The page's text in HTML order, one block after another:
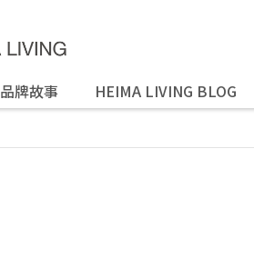
品牌故事 HEIMA LIVING BLOG